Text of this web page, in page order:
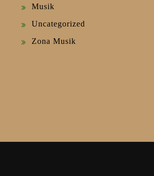
Musik
Uncategorized
Zona Musik